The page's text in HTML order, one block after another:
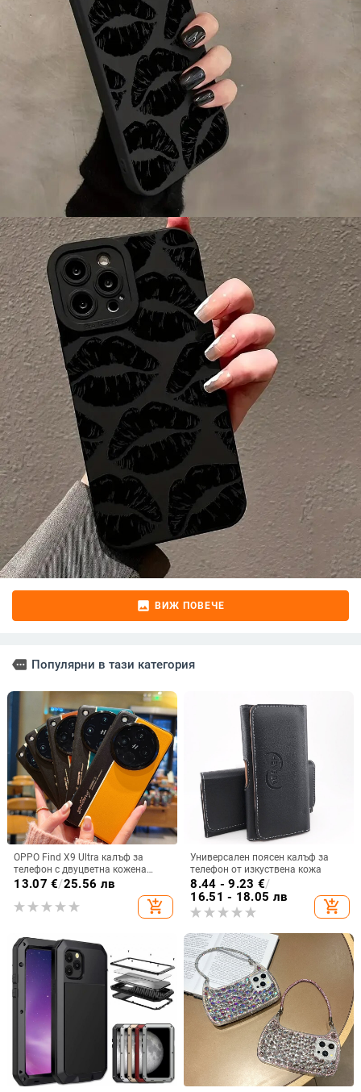
image ВИЖ ПОВЕЧЕ
more Популярни в тази категория
OPPO Find X9 Ultra калъф за
телефон с двуцветна кожена
текстура и флуоресцентни линии,
13.07 €/25.56 лв
add_shopping_cart
Универсален поясен калъф за
телефон от изкуствена кожа
8.44 - 9.23 €/
16.51 - 18.05 лв
add_shopping_cart